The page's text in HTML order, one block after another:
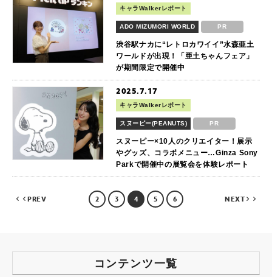
キャラWalkerレポート
ADO MIZUMORI WORLD PR
渋谷駅ナカに“レトロカワイイ”水森亜土
ワールドが出現！「亜土ちゃんフェア」
が期間限定で開催中
2025.7.17
キャラWalkerレポート
スヌーピー(PEANUTS) PR
スヌーピー×10人のクリエイター！展示
やグッズ、コラボメニュー…Ginza Sony
Parkで開催中の展覧会を体験レポート
PREV 2 3 4 5 6 NEXT
コンテンツ一覧